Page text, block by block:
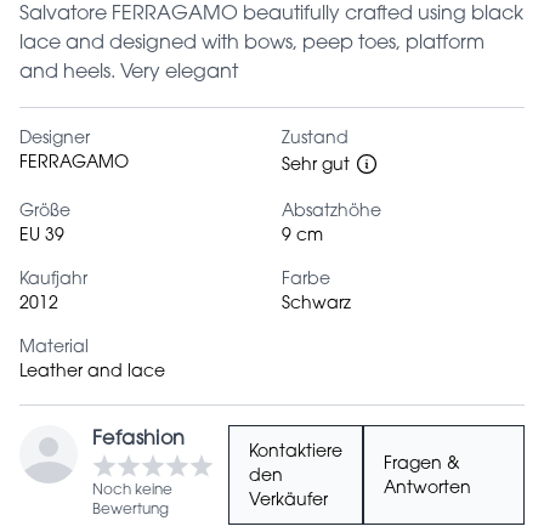
Salvatore FERRAGAMO beautifully crafted using black
lace and designed with bows, peep toes, platform
and heels. Very elegant
Designer
FERRAGAMO
Zustand
Sehr gut
Größe
EU 39
Absatzhöhe
9 cm
Kaufjahr
2012
Farbe
Schwarz
Material
Leather and lace
Fefashion
Noch keine
Bewertung
Kontaktiere
den
Verkäufer
Fragen &
Antworten